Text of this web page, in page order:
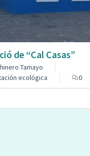
de “Cal Casas”
Tamayo
ecológica
0